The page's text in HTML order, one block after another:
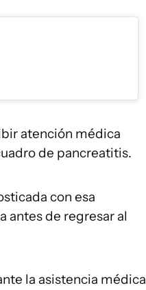
atención médica
de pancreatitis.
con esa
antes de regresar al
la asistencia médica